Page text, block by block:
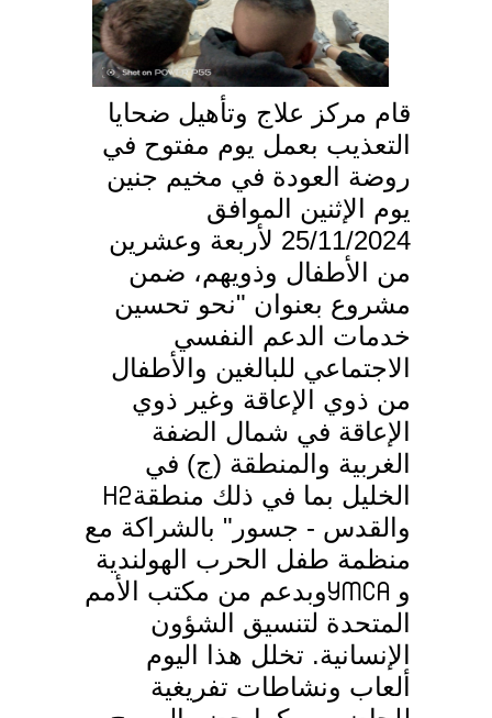
قام مركز علاج وتأهيل ضحايا
التعذيب بعمل يوم مفتوح في
روضة العودة في مخيم جنين
يوم الإثنين الموافق
25/11/2024 لأربعة وعشرين
من الأطفال وذويهم، ضمن
مشروع بعنوان "نحو تحسين
خدمات الدعم النفسي
الاجتماعي للبالغين والأطفال
من ذوي الإعاقة وغير ذوي
الإعاقة في شمال الضفة
الغربية والمنطقة (ج) في
الخليل بما في ذلك منطقةH2
والقدس - جسور" بالشراكة مع
منظمة طفل الحرب الهولندية
و YMCAوبدعم من مكتب الأمم
المتحدة لتنسيق الشؤون
الإنسانية. تخلل هذا اليوم
ألعاب ونشاطات تفريغية